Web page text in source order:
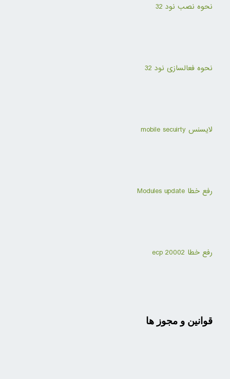
نحوه نصب نود 32
نحوه فعالسازی نود 32
لایسنس mobile secuirty
رفع خطا Modules update
رفع خطا ecp 20002
قوانین و مجوز ها